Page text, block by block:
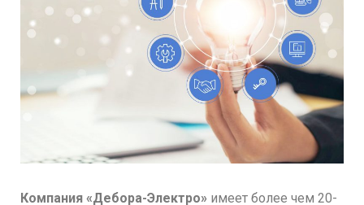
Компания «Дебора-Электро» имеет более чем 20-